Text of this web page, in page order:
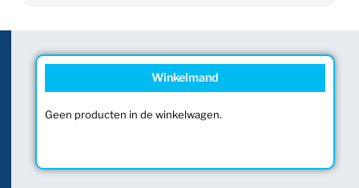
Winkelmand
Geen producten in de winkelwagen.